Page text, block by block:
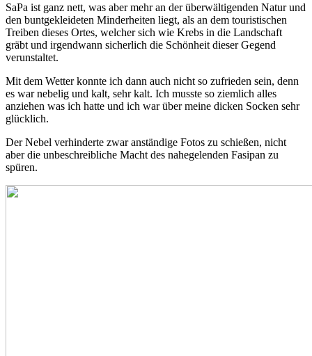
SaPa ist ganz nett, was aber mehr an der überwältigenden Natur und
den buntgekleideten Minderheiten liegt, als an dem touristischen
Treiben dieses Ortes, welcher sich wie Krebs in die Landschaft
gräbt und irgendwann sicherlich die Schönheit dieser Gegend
verunstaltet.
Mit dem Wetter konnte ich dann auch nicht so zufrieden sein, denn
es war nebelig und kalt, sehr kalt. Ich musste so ziemlich alles
anziehen was ich hatte und ich war über meine dicken Socken sehr
glücklich.
Der Nebel verhinderte zwar anständige Fotos zu schießen, nicht
aber die unbeschreibliche Macht des nahegelenden Fasipan zu
spüren.